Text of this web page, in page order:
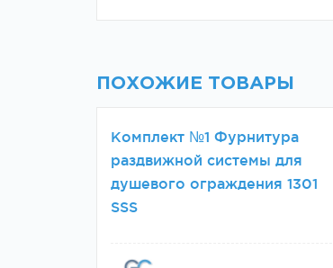
ПОХОЖИЕ ТОВАРЫ
Комплект №1 Фурнитура
раздвижной системы для
душевого ограждения 1301
SSS